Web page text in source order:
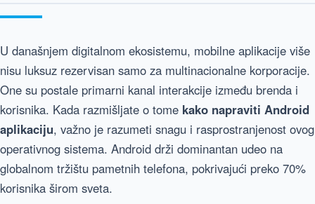
U današnjem digitalnom ekosistemu, mobilne aplikacije više
nisu luksuz rezervisan samo za multinacionalne korporacije.
One su postale primarni kanal interakcije između brenda i
korisnika. Kada razmišljate o tome kako napraviti Android
aplikaciju, važno je razumeti snagu i rasprostranjenost ovog
operativnog sistema. Android drži dominantan udeo na
globalnom tržištu pametnih telefona, pokrivajući preko 70%
korisnika širom sveta.